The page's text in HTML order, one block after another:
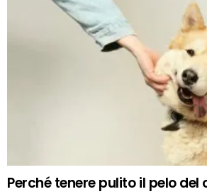
Perché tenere pulito il pelo del